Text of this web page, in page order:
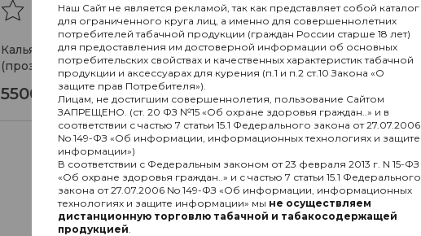
19
Кальян Fox Little + колба
(прозрачная)
5500₽ Нет в наличии
Наш Сайт не является рекламой, так как представляет собой каталог
для ограниченного круга лиц, а именно для совершеннолетних
потребителей табачной продукции (граждан России старше 18 лет)
для предоставления им достоверной информации об основных
потребительских свойствах и качественных характеристик табачной
продукции и аксессуарах для курения (п.1 и п.2 ст.10 Закона «О
защите прав Потребителя»).
Лицам, не достигшим совершеннолетия, пользование Сайтом
ЗАПРЕЩЕНО. (ст. 20 ФЗ №15 «Об охране здоровья граждан..» и в
соответствии с частью 7 статьи 15.1 Федерального закона от 27.07.2006
No 149-ФЗ «Об информации, информационных технологиях и защите
информации»)
В соответствии с Федеральным законом от 23 февраля 2013 г. N 15-ФЗ
«Об охране здоровья граждан..» и с частью 7 статьи 15.1 Федерального
закона от 27.07.2006 No 149-ФЗ «Об информации, информационных
технологиях и защите информации» мы не осуществляем
дистанционную торговлю табачной и табакосодержащей
продукцией